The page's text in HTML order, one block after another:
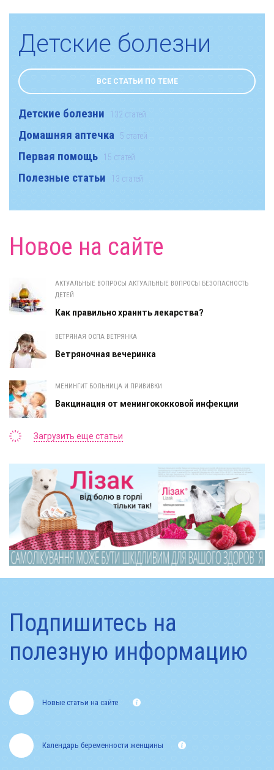
Детские болезни
ВСЕ СТАТЬИ ПО ТЕМЕ
Детские болезни 132 статей
Домашняя аптечка 5 статей
Первая помощь 15 статей
Полезные статьи 13 статей
Новое на сайте
АКТУАЛЬНЫЕ ВОПРОСЫ АКТУАЛЬНЫЕ ВОПРОСЫ БЕЗОПАСНОСТЬ
ДЕТЕЙ
Как правильно хранить лекарства?
ВЕТРЯНАЯ ОСПА ВЕТРЯНКА
Ветряночная вечеринка
МЕНИНГИТ БОЛЬНИЦА И ПРИВИВКИ
Вакцинация от менингококковой инфекции
Загрузить еще статьи
Подпишитесь на
полезную информацию
Новые статьи на сайте
Календарь беременности женщины